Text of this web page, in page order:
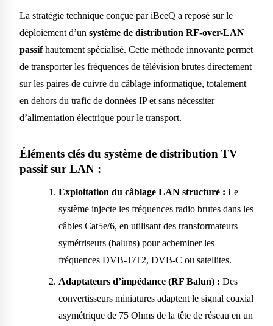
La stratégie technique conçue par iBeeQ a reposé sur le
déploiement d’un système de distribution RF-over-LAN
passifhautement spécialisé. Cette méthode innovante permet
de transporter les fréquences de télévision brutes directement
sur les paires de cuivre du câblage informatique, totalement
en dehors du trafic de données IP et sans nécessiter
d’alimentation électrique pour le transport.
Éléments clés du système de distribution TV
passif sur LAN :
Exploitation du câblage LAN structuré : Le
système injecte les fréquences radio brutes dans les
câbles Cat5e/6, en utilisant des transformateurs
symétriseurs (baluns) pour acheminer les
fréquences DVB-T/T2, DVB-C ou satellites.
Adaptateurs d’impédance (RF Balun) : Des
convertisseurs miniatures adaptent le signal coaxial
asymétrique de 75 Ohms de la tête de réseau en un